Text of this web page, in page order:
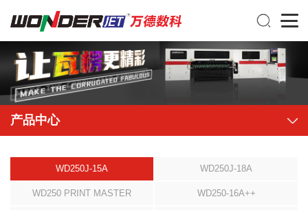
产品中心
WD250J-15A WD250J-18A
WD250 PRINT MASTER WD250-16A++